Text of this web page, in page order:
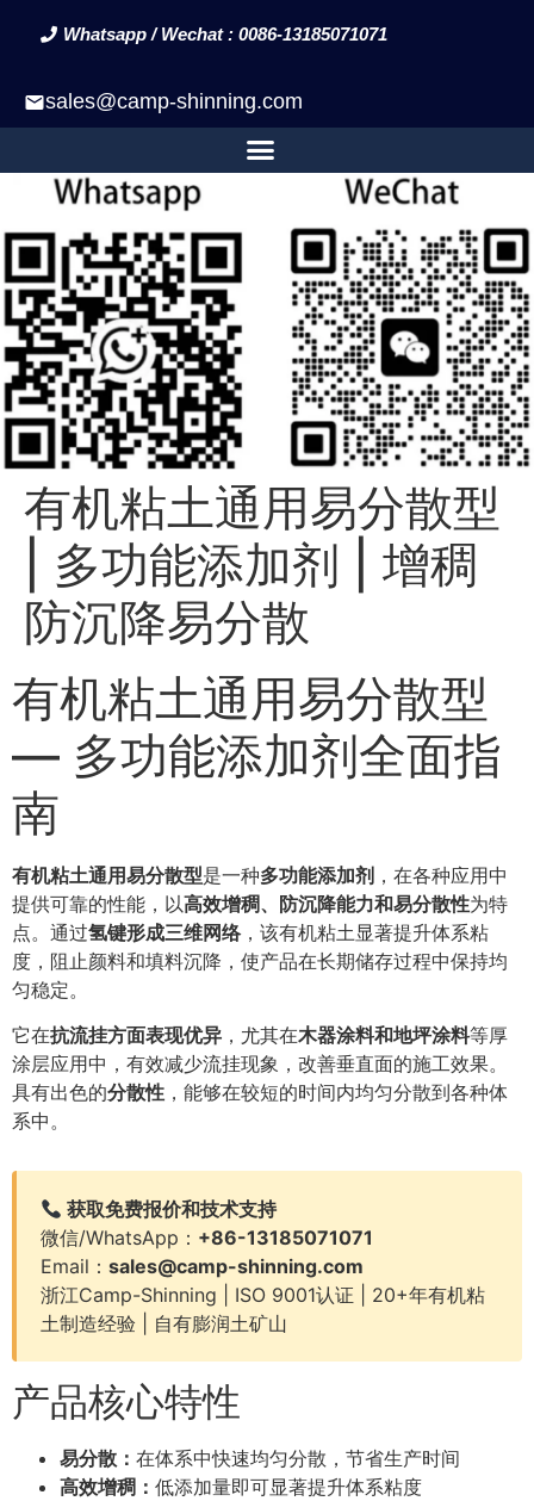
Whatsapp / Wechat : 0086-13185071071
sales@camp-shinning.com
有机粘土通用易分散型
| 多功能添加剂 | 增稠
防沉降易分散
有机粘土通用易分散型
— 多功能添加剂全面指
南
有机粘土通用易分散型是一种多功能添加剂 ，在各种应用中
提供可靠的性能，以高效增稠、防沉降能力和易分散性为特
点。通过氢键形成三维网络，该有机粘土显著提升体系粘
度，阻止颜料和填料沉降，使产品在长期储存过程中保持均
匀稳定。
它在抗流挂方面表现优异 ，尤其在木器涂料和地坪涂料等厚
涂层应用中，有效减少流挂现象，改善垂直面的施工效果。
具有出色的分散性 ，能够在较短的时间内均匀分散到各种体
系中。
获取免费报价和技术支持
微信/WhatsApp： +86-13185071071
Email： sales@camp-shinning.com
浙江Camp-Shinning | ISO 9001认证 | 20+年有机粘
土制造经验 | 自有膨润土矿山
产品核心特性
易分散： 在体系中快速均匀分散，节省生产时间
高效增稠： 低添加量即可显著提升体系粘度